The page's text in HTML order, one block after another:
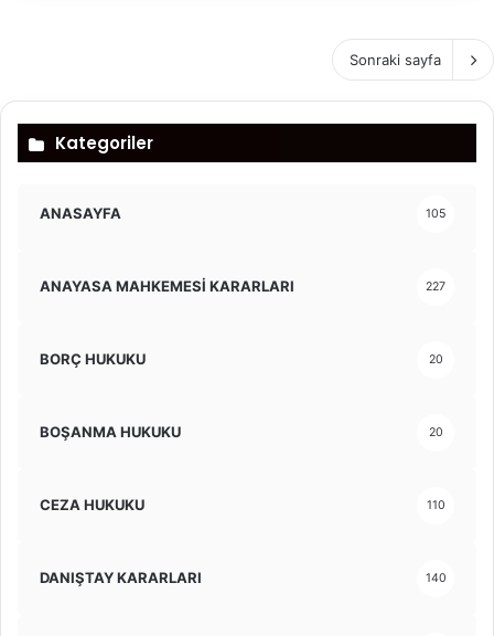
Sonraki sayfa
Kategoriler
ANASAYFA 105
ANAYASA MAHKEMESİ KARARLARI 227
BORÇ HUKUKU 20
BOŞANMA HUKUKU 20
CEZA HUKUKU 110
DANIŞTAY KARARLARI 140